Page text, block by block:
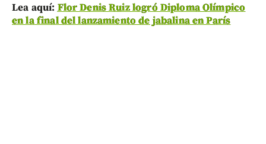
Lea aquí: Flor Denis Ruiz logró Diploma Olímpico
en la final del lanzamiento de jabalina en París